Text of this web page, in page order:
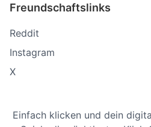
Freundschaftslinks
Reddit
Instagram
X
Einfach klicken und dein